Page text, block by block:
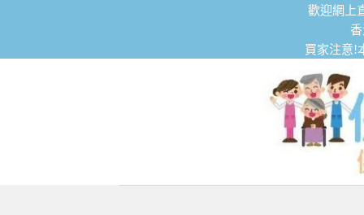
歡迎網上
買家注意!